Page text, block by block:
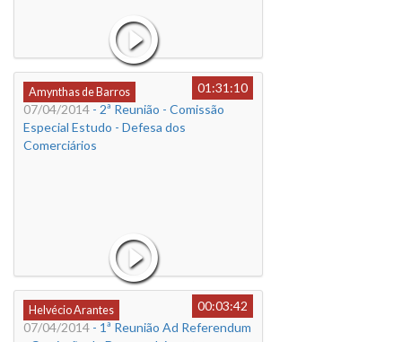
Amynthas de Barros
01:31:10
07/04/2014 - 2ª Reunião - Comissão
Especial Estudo - Defesa dos
Comerciários
Helvécio Arantes
00:03:42
07/04/2014 - 1ª Reunião Ad Referendum